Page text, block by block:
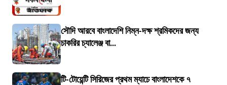
সৌদি আরবে বাংলাদেশি নিম্ন-দক্ষ শ্রমিকদের জন্য
চাকরির চ্যালেঞ্জ বা...
টি-টোয়েন্টি সিরিজের প্রথম ম্যাচে বাংলাদেশকে ৭